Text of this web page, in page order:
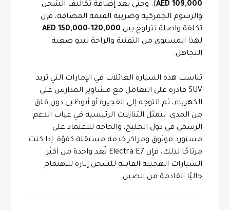
109,000 AED
). وحتى بعد إضافة تكاليف الشحن
والرسوم الجمركية وضريبة القيمة المضافة، فإن
تكلفة واصلة تتراوح بين 120,000–150,000 AED
لهذا المستوى من التقنية والراحة تبدو صعبة
التجاهل.
تناسب هذه السيارة العائلات في الإمارات التي تريد
SUV قادرة على التعامل مع مشاوير المدارس على
الكهرباء، ثم التوجه إلى الفجيرة أو أبوظبي دون قلق
من المدى. تتمثل التنازلات الرئيسية في غياب الدعم
الرسمي في دول الخليج، والحاجة للاعتماد على
مستورد موثوق ومراكز خدمة مستقلة كفؤة. إذا كنت
مرتاحًا لذلك، فإن Electra E7 تُعد واحدة من أكثر
السيارات الهجينة القابلة للشحن إثارة للاهتمام
حاليًا القادمة من الصين.